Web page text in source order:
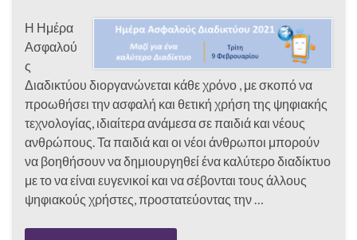
Η Ημέρα
Ασφαλού
ς
Διαδικτύου διοργανώνεται κάθε χρόνο , με σκοπό να
προωθήσει την ασφαλή και θετική χρήση της ψηφιακής
τεχνολογίας, ιδιαίτερα ανάμεσα σε παιδιά και νέους
ανθρώπους. Τα παιδιά και οι νέοι άνθρωποι μπορούν
να βοηθήσουν να δημιουργηθεί ένα καλύτερο διαδίκτυο
με το να είναι ευγενικοί και να σέβονται τους άλλους
ψηφιακούς χρήστες, προστατεύοντας την …